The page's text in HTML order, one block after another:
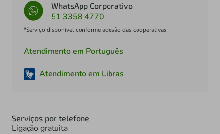
WhatsApp Corporativo
51 3358 4770
*Serviço disponível conforme adesão das cooperativas
Atendimento em Português
Atendimento em Libras
Serviços por telefone
Ligação gratuita